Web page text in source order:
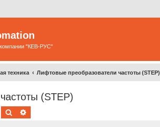
"КЕВ-РУС"
техника Лифтовые преобразователи частоты (STEP)
(STEP)
Поиск